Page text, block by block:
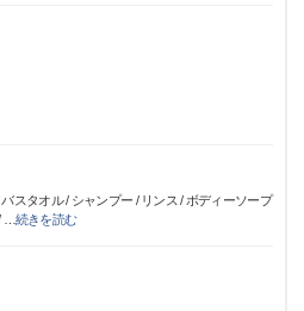
スタオル / シャンプー / リンス / ボディーソープ
続きを読む